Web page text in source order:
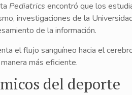
Pediatrics encontró que los
investigaciones de la
de la información.
el flujo sanguíneo hacia el
más eficiente.
del deporte